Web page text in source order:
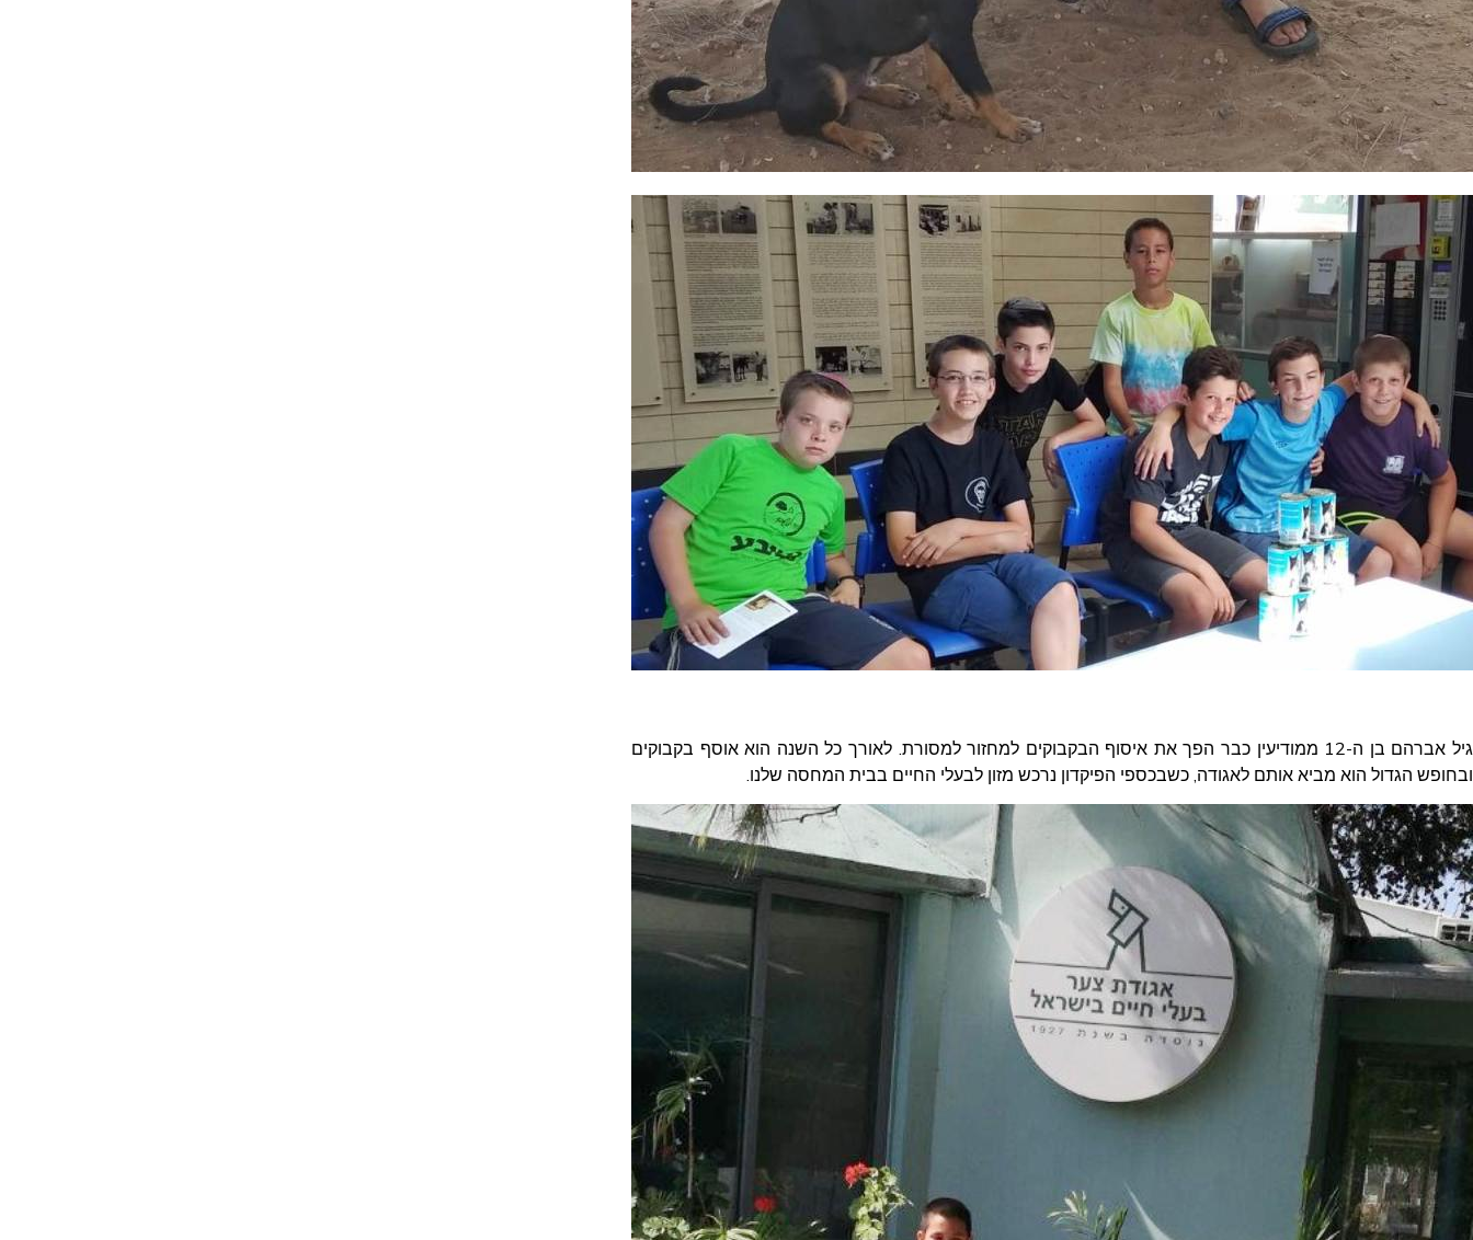
גיל אברהם בן ה-12 ממודיעין כבר הפך את איסוף הבקבוקים למחזור למסורת. לאורך כל השנה הוא אוסף בקבוקים
ובחופש הגדול הוא מביא אותם לאגודה, כשבכספי הפיקדון נרכש מזון לבעלי החיים בבית המחסה שלנו.